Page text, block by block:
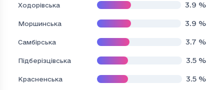
Ходорівська 3.9 %
Моршинська 3.9 %
Самбірська 3.7 %
Підберізцівська 3.5 %
Красненська 3.5 %